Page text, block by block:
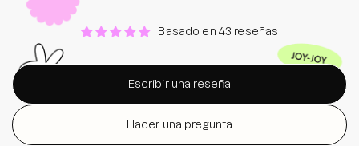
Basado en 43 reseñas
Escribir una reseña
Hacer una pregunta